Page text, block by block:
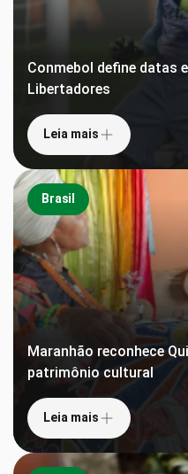
Conmebol define datas
Libertadores
Leia mais
Brasil
Maranhão reconhece
patrimônio cultural
Leia mais